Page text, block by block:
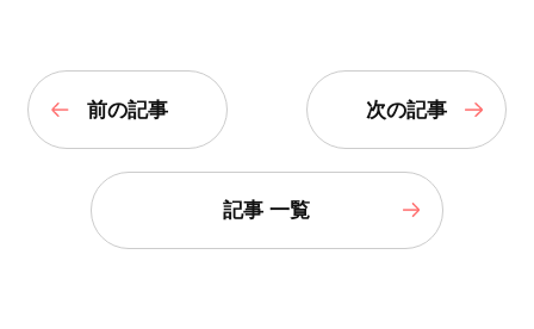
前の記事 次の記事
記事 一覧